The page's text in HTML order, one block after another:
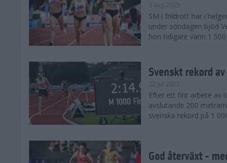
3 aug 2025
SM i friidrott har i
under söndagen bjöd
hon tidigare vann 1
Svenskt rekord
22 jul 2025
Efter ett fint arbete av
avslutande 200
svenska rekord på 1
God återväxt -